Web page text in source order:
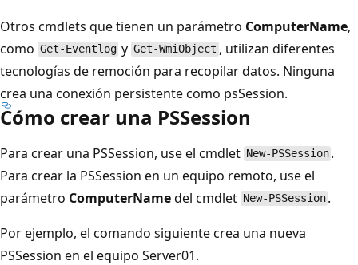
Otros cmdlets que tienen un parámetro ComputerName,
como Get-Eventlog y Get-WmiObject , utilizan diferentes
tecnologías de remoción para recopilar datos. Ninguna
crea una conexión persistente como psSession.
Cómo crear una PSSession
Para crear una PSSession, use el cmdlet New-PSSession .
Para crear la PSSession en un equipo remoto, use el
parámetro ComputerNamedel cmdlet New-PSSession .
Por ejemplo, el comando siguiente crea una nueva
PSSession en el equipo Server01.